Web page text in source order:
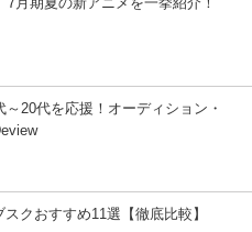
20代を応援！オーディション・
クおすすめ11選【徹底比較】